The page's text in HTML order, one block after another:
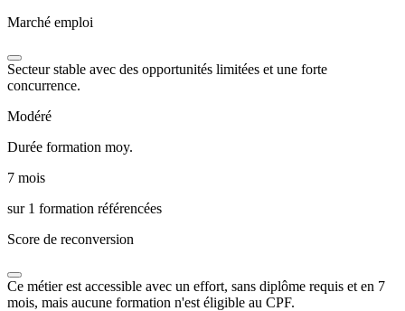
Marché emploi
Secteur stable avec des opportunités limitées et une forte
concurrence.
Modéré
Durée formation moy.
7 mois
sur 1 formation référencées
Score de reconversion
Ce métier est accessible avec un effort, sans diplôme requis et en 7
mois, mais aucune formation n'est éligible au CPF.